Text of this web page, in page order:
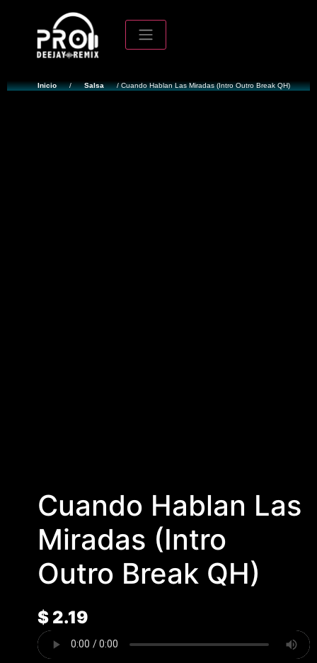
Inicio / Salsa / Cuando Hablan Las Miradas (Intro Outro Break QH)
Cuando Hablan Las
Miradas (Intro
Outro Break QH)
$2.19